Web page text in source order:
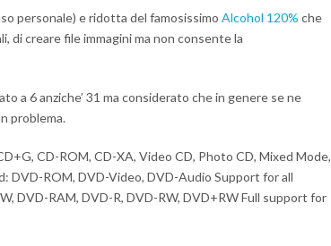
personale) e ridotta del famosissimo Alcohol 120% che
di creare file immagini ma non consente la
a 6 anziche’ 31 ma considerato che in genere se ne
problema.
CD-ROM, CD-XA, Video CD, Photo CD, Mixed Mode,
DVD-ROM, DVD-Video, DVD-Audio Support for all
DVD-RAM, DVD-R, DVD-RW, DVD+RW Full support for